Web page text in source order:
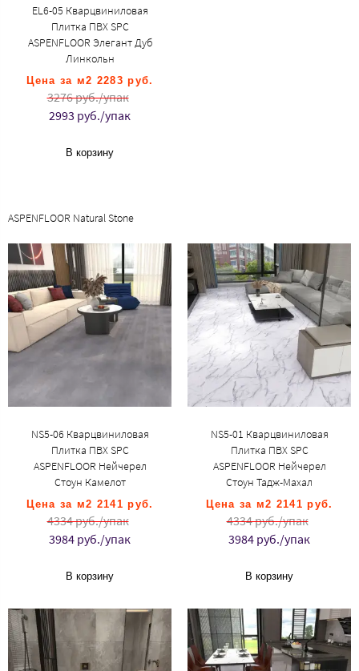
EL6-05 Кварцвиниловая
Плитка ПВХ SPC
ASPENFLOOR Элегант Дуб
Линкольн
Цена за м2 2283 руб.
3276 руб./упак
2993 руб./упак
В корзину
ASPENFLOOR Natural Stone
NS5-06 Кварцвиниловая
Плитка ПВХ SPC
ASPENFLOOR Нейчерел
Стоун Камелот
Цена за м2 2141 руб.
4334 руб./упак
3984 руб./упак
В корзину
NS5-01 Кварцвиниловая
Плитка ПВХ SPC
ASPENFLOOR Нейчерел
Стоун Тадж-Махал
Цена за м2 2141 руб.
4334 руб./упак
3984 руб./упак
В корзину